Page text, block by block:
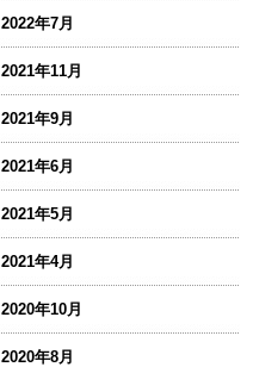
2022年7月
2021年11月
2021年9月
2021年6月
2021年5月
2021年4月
2020年10月
2020年8月